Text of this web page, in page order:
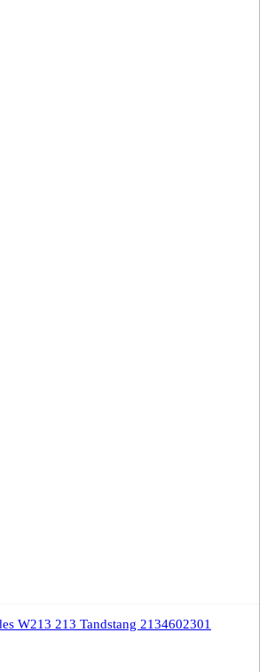
W213 213 Tandstang 2134602301